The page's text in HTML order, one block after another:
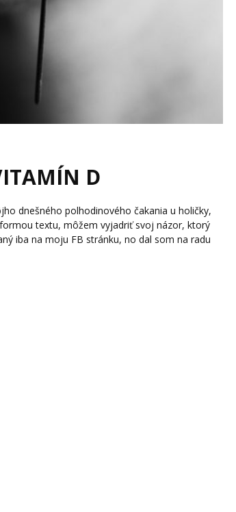
D
dnešného polhodinového čakania u holičky,
textu, môžem vyjadriť svoj názor, ktorý
iba na moju FB stránku, no dal som na radu